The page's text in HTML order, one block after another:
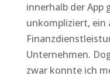
innerhalb der App
unkompliziert, ein
Unternehmen.
zwar konnte ich